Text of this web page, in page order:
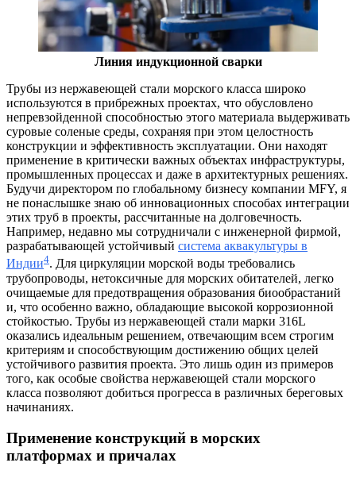
Линия индукционной сварки
Трубы из нержавеющей стали морского класса широко
используются в прибрежных проектах, что обусловлено
непревзойденной способностью этого материала выдерживать
суровые соленые среды, сохраняя при этом целостность
конструкции и эффективность эксплуатации. Они находят
применение в критически важных объектах инфраструктуры,
промышленных процессах и даже в архитектурных решениях.
Будучи директором по глобальному бизнесу компании MFY, я
не понаслышке знаю об инновационных способах интеграции
этих труб в проекты, рассчитанные на долговечность.
Например, недавно мы сотрудничали с инженерной фирмой,
разрабатывающей устойчивый система аквакультуры в
Индии4. Для циркуляции морской воды требовались
трубопроводы, нетоксичные для морских обитателей, легко
очищаемые для предотвращения образования биообрастаний
и, что особенно важно, обладающие высокой коррозионной
стойкостью. Трубы из нержавеющей стали марки 316L
оказались идеальным решением, отвечающим всем строгим
критериям и способствующим достижению общих целей
устойчивого развития проекта. Это лишь один из примеров
того, как особые свойства нержавеющей стали морского
класса позволяют добиться прогресса в различных береговых
начинаниях.
Применение конструкций в морских
платформах и причалах